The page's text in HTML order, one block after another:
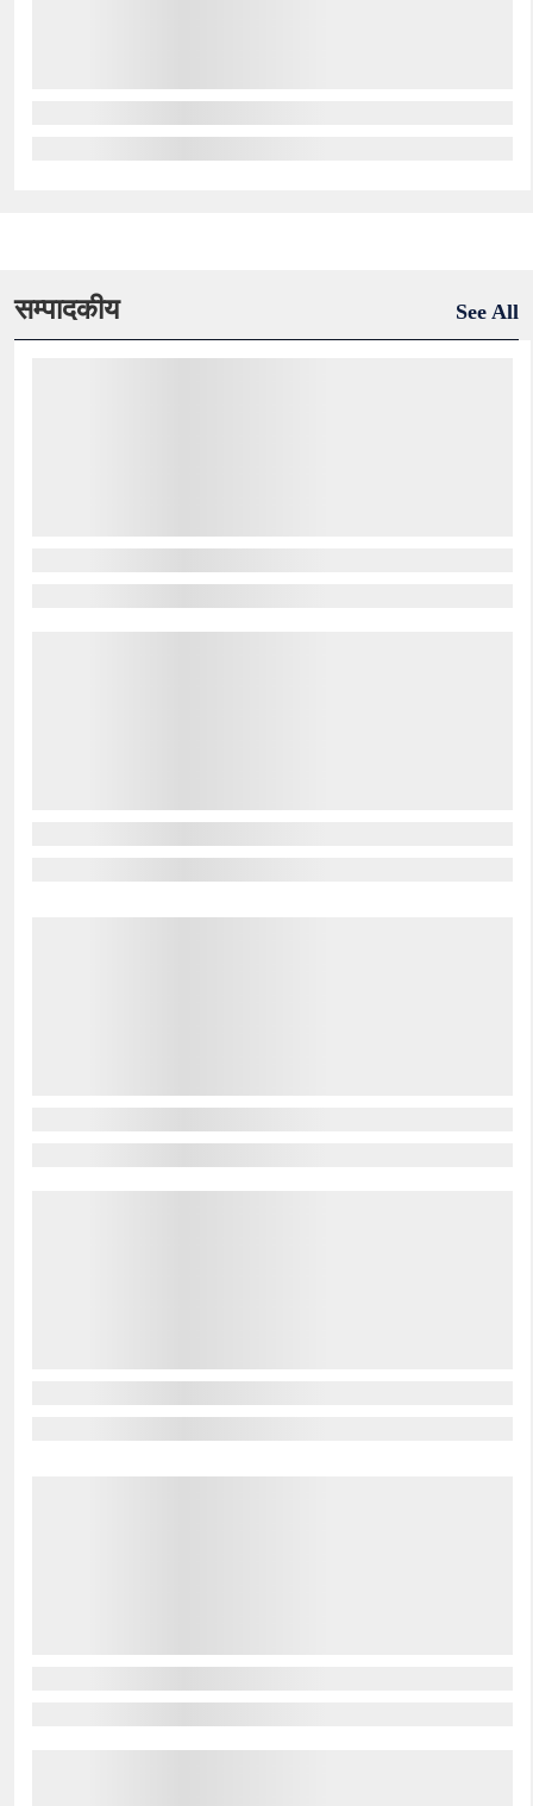
सम्पादकीय See All